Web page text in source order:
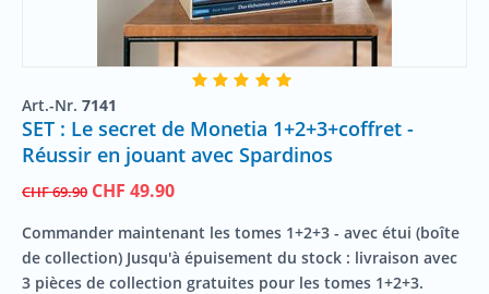
Art.-Nr. 7141
SET : Le secret de Monetia 1+2+3+coffret -
Réussir en jouant avec Spardinos
CHF69.90 CHF 49.90
Commander maintenant les tomes 1+2+3 - avec étui (boîte
de collection) Jusqu'à épuisement du stock : livraison avec
3 pièces de collection gratuites pour les tomes 1+2+3.